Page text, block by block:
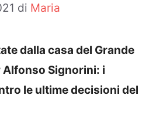
di Maria
dalla casa del Grande
Alfonso Signorini: i
le ultime decisioni del